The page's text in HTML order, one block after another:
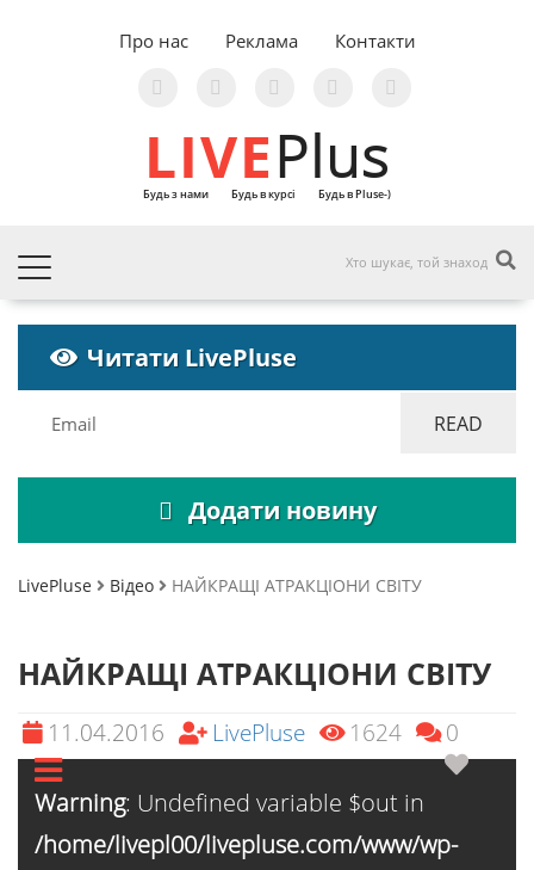
Про нас Реклама Контакти
LIVEPlus
Будь з нами Будь в курсі Будь в Pluse-)
Читати LivePluse
Додати новину
LivePluse Відео НАЙКРАЩІ АТРАКЦІОНИ СВІТУ
НАЙКРАЩІ АТРАКЦІОНИ СВІТУ
11.04.2016 LivePluse 1624 0
Warning: Undefined variable $out in
/home/livepl00/livepluse.com/www/wp-